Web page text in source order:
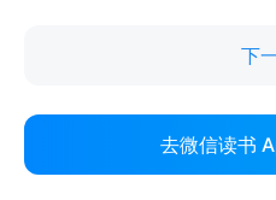
下
去微信读书